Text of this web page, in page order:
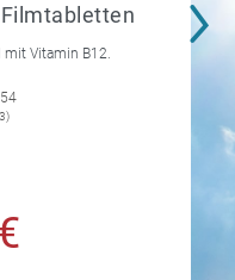
Vitamin B12.
3)